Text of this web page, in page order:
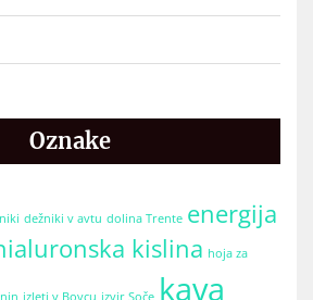
Oznake
dežniki v avtu dolina Trente energija
kislina hoja za
izleti v Bovcu izvir Soče kava